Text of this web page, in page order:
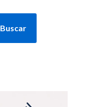
Buscar